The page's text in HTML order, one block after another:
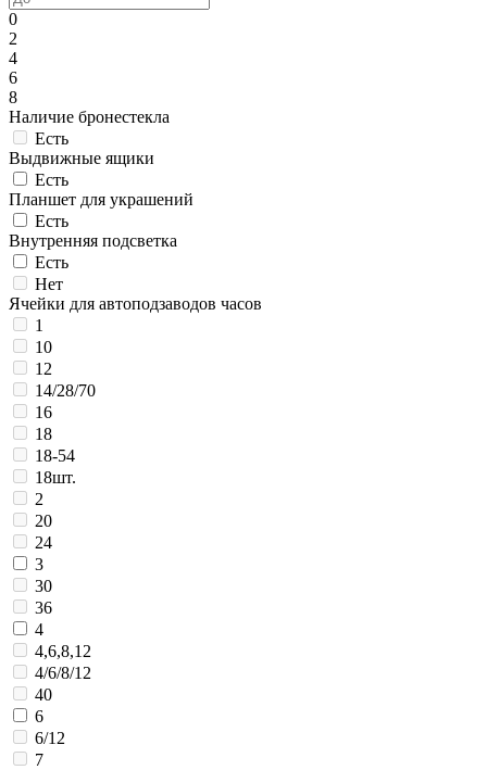
0
2
4
6
8
Наличие бронестекла
Есть
Выдвижные ящики
Есть
Планшет для украшений
Есть
Внутренняя подсветка
Есть
Нет
Ячейки для автоподзаводов часов
1
10
12
14/28/70
16
18
18-54
18шт.
2
20
24
3
30
36
4
4,6,8,12
4/6/8/12
40
6
6/12
7